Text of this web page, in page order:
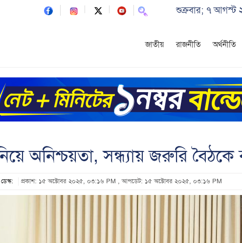
শুক্রবার; ৭ আগস্ট
জাতীয় রাজনীতি অর্থনীতি
অনিশ্চয়তা, সন্ধ্যায় জরুরি বৈঠকে
প্রকাশ: ১৫ অক্টোবর ২০২৫, ০৩:১৬ PM , আপডেট: ১৫ অক্টোবর ২০২৫, ০৩:১৬ PM